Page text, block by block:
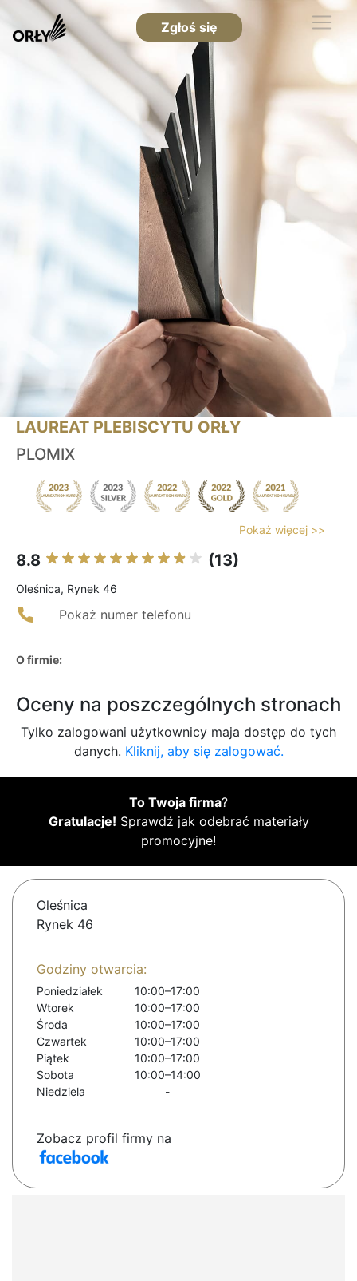
Zgłoś się
LAUREAT PLEBISCYTU ORŁY
PLOMIX
Pokaż więcej >>
8.8 (13)
Oleśnica, Rynek 46
Pokaż numer telefonu
O firmie:
Oceny na poszczególnych stronach
Tylko zalogowani użytkownicy maja dostęp do tych
danych. Kliknij, aby się zalogować.
To Twoja firma?
Gratulacje! Sprawdź jak odebrać materiały
promocyjne!
Oleśnica
Rynek 46
Godziny otwarcia:
Poniedziałek
10:00–17:00
Wtorek
10:00–17:00
Środa
10:00–17:00
Czwartek
10:00–17:00
Piątek
10:00–17:00
Sobota
10:00–14:00
Niedziela
-
Zobacz profil firmy na